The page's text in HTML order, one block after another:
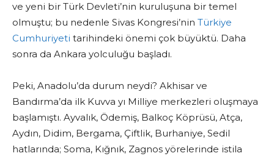
ve yeni bir Türk Devleti’nin kuruluşuna bir temel
olmuştu; bu nedenle Sivas Kongresi’nin Türkiye
Cumhuriyeti tarihindeki önemi çok büyüktü. Daha
sonra da Ankara yolculuğu başladı.
Peki, Anadolu’da durum neydi? Akhisar ve
Bandırma’da ilk Kuvva yı Milliye merkezleri oluşmaya
başlamıştı. Ayvalık, Ödemiş, Balkoç Köprüsü, Atça,
Aydın, Didim, Bergama, Çiftlik, Burhaniye, Sedil
hatlarında; Soma, Kığnık, Zagnos yörelerinde istila